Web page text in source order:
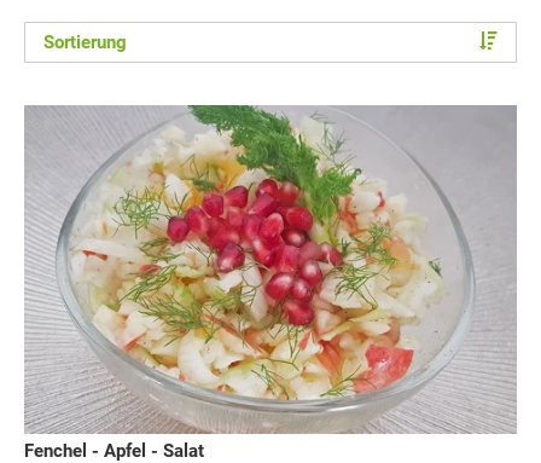
Sortierung
Fenchel - Apfel - Salat